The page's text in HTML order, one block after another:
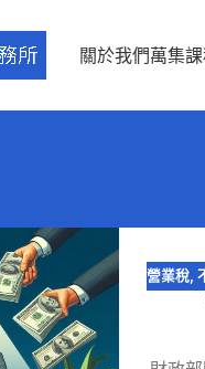
關於我們萬集
營業稅,